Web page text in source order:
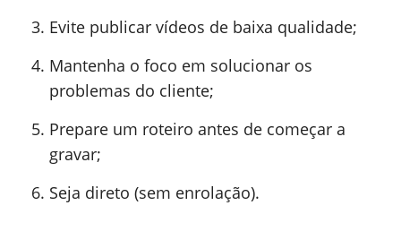
Evite publicar vídeos de baixa qualidade;
Mantenha o foco em solucionar os
problemas do cliente;
Prepare um roteiro antes de começar a
gravar;
Seja direto (sem enrolação).